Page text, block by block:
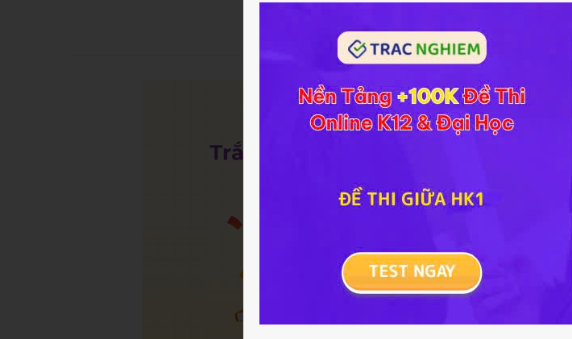
Tóm tắt nội dung